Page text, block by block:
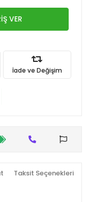
VER
İade ve Değişim
Taksit Seçenekleri